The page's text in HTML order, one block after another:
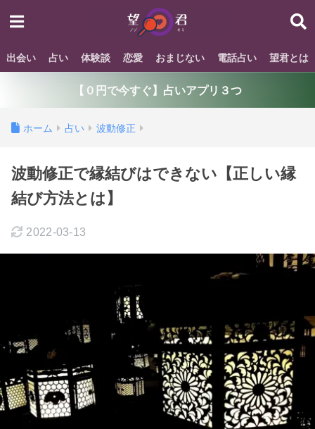
出会い 占い 体験談 恋愛 おまじない 電話占い 望君とは
【０円で今すぐ】占いアプリ３つ
ホーム 占い 波動修正
波動修正で縁結びはできない【正しい縁
結び方法とは】
2022-03-13